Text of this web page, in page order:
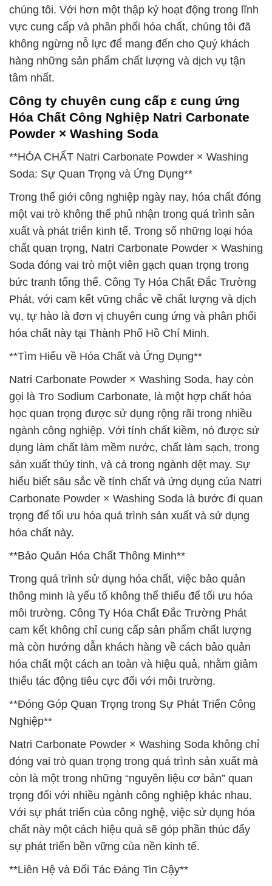
chúng tôi. Với hơn một thập kỷ hoạt động trong lĩnh
vực cung cấp và phân phối hóa chất, chúng tôi đã
không ngừng nỗ lực để mang đến cho Quý khách
hàng những sản phẩm chất lượng và dịch vụ tận
tâm nhất.
Công ty chuyên cung cấp ε cung ứng
Hóa Chất Công Nghiệp Natri Carbonate
Powder × Washing Soda
**HÓA CHẤT Natri Carbonate Powder × Washing
Soda: Sự Quan Trọng và Ứng Dụng**
Trong thế giới công nghiệp ngày nay, hóa chất đóng
một vai trò không thể phủ nhận trong quá trình sản
xuất và phát triển kinh tế. Trong số những loại hóa
chất quan trọng, Natri Carbonate Powder × Washing
Soda đóng vai trò một viên gạch quan trọng trong
bức tranh tổng thể. Công Ty Hóa Chất Đắc Trường
Phát, với cam kết vững chắc về chất lượng và dịch
vụ, tự hào là đơn vị chuyên cung ứng và phân phối
hóa chất này tại Thành Phố Hồ Chí Minh.
**Tìm Hiểu về Hóa Chất và Ứng Dụng**
Natri Carbonate Powder × Washing Soda, hay còn
gọi là Tro Sodium Carbonate, là một hợp chất hóa
học quan trọng được sử dụng rộng rãi trong nhiều
ngành công nghiệp. Với tính chất kiềm, nó được sử
dụng làm chất làm mềm nước, chất làm sạch, trong
sản xuất thủy tinh, và cả trong ngành dệt may. Sự
hiểu biết sâu sắc về tính chất và ứng dụng của Natri
Carbonate Powder × Washing Soda là bước đi quan
trọng để tối ưu hóa quá trình sản xuất và sử dụng
hóa chất này.
**Bảo Quản Hóa Chất Thông Minh**
Trong quá trình sử dụng hóa chất, việc bảo quản
thông minh là yếu tố không thể thiếu để tối ưu hóa
môi trường. Công Ty Hóa Chất Đắc Trường Phát
cam kết không chỉ cung cấp sản phẩm chất lượng
mà còn hướng dẫn khách hàng về cách bảo quản
hóa chất một cách an toàn và hiệu quả, nhằm giảm
thiểu tác động tiêu cực đối với môi trường.
**Đóng Góp Quan Trọng trong Sự Phát Triển Công
Nghiệp**
Natri Carbonate Powder × Washing Soda không chỉ
đóng vai trò quan trọng trong quá trình sản xuất mà
còn là một trong những “nguyên liệu cơ bản” quan
trọng đối với nhiều ngành công nghiệp khác nhau.
Với sự phát triển của công nghệ, việc sử dụng hóa
chất này một cách hiệu quả sẽ góp phần thúc đẩy
sự phát triển bền vững của nền kinh tế.
**Liên Hệ và Đối Tác Đáng Tin Cậy**